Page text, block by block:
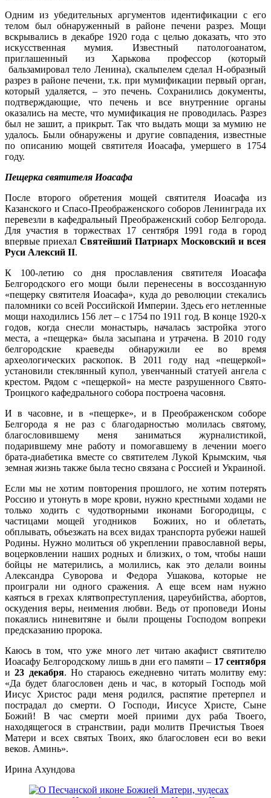
Одним из убедительных аргументов идентификации с его
телом был обнаруженный в районе печени разрез. Мощи
вскрывались в декабре 1920 года с целью доказать, что это
искусственная мумия. Известный патологоанатом,
приглашенный из Харькова профессор (который
бальзамировал тело Ленина), скальпелем сделал Н-образный
разрез в районе печени, т.к. при мумификации первый орган,
который удаляется, – это печень. Сохранились документы,
подтверждающие, что печень и все внутренние органы
оказались на месте, что мумификация не проводилась. Разрез
был не зашит, а прикрыт. Так что выдать мощи за мумию не
удалось. Были обнаружены и другие совпадения, известные
по описанию мощей святителя Иоасафа, умершего в 1754
году.
Пещерка святителя Иоасафа
После второго обретения мощей святителя Иоасафа из
Казанского и Спасо-Преображенского соборов Ленинграда их
перевезли в кафедральный Преображенский собор Белгорода.
Для участия в торжествах 17 сентября 1991 года в город
впервые приехал Святейший Патриарх Московский и всея
Руси Алексий II.
К 100-летию со дня прославления святителя Иоасафа
Белгородского его мощи были перенесены в воссозданную
«пещерку святителя Иоасафа», куда до революции стекались
паломники со всей Российской Империи. Здесь его нетленные
мощи находились 156 лет – с 1754 по 1911 год. В конце 1920-х
годов, когда снесли монастырь, началась застройка этого
места, а «пещерка» была засыпана и утрачена. В 2010 году
белгородские краеведы обнаружили ее во время
археологических раскопок. В 2011 году над «пещеркой»
установили стеклянный купол, увенчанный статуей ангела с
крестом. Рядом с «пещеркой» на месте разрушенного Свято-
Троицкого кафедрального собора построена часовня.
И в часовне, и в «пещерке», и в Преображенском соборе
Белгорода я не раз с благодарностью молилась святому,
благословившему меня заниматься журналистикой,
подарившему мне работу и помогавшему в лечении моего
брата-диабетика вместе со святителем Лукой Крымским, чья
земная жизнь также была тесно связана с Россией и Украиной.
Если мы не хотим повторения прошлого, не хотим потерять
Россию и утонуть в море крови, нужно крестными ходами не
только ходить с чудотворными иконами Богородицы, с
частицами мощей угодников Божиих, но и облетать,
обплывать, объезжать на всех видах транспорта рубежи нашей
Родины. Нужно молиться об укреплении православной веры,
воцерковлении наших родных и близких, о том, чтобы наши
бойцы не матерились, а молились, как это делали воины
Александра Суворова и Федора Ушакова, которые не
проиграли ни одного сражения. А еще всем нам нужно
каяться в грехах клятвопреступления, цареубийства, абортов,
оскудения веры, неимения любви. Ведь от проповеди Ионы
покаялись ниневитяне и были прощены Господом вопреки
предсказанию пророка.
Каюсь в том, что уже много лет читаю акафист святителю
Иоасафу Белгородскому лишь в дни его памяти – 17 сентября
и 23 декабря. Но стараюсь ежедневно читать молитву ему:
«Да будет благословен день и час, в который Господь мой
Иисус Христос ради меня родился, распятие претерпел и
пострадал до смерти. О Господи, Иисусе Христе, Сыне
Божий! В час смерти моей приими дух раба Твоего,
находящегося в странствии, ради молитв Пречистыя Твоея
Матери и всех святых Твоих, яко благословен еси во веки
веков. Аминь».
Ирина Ахундова